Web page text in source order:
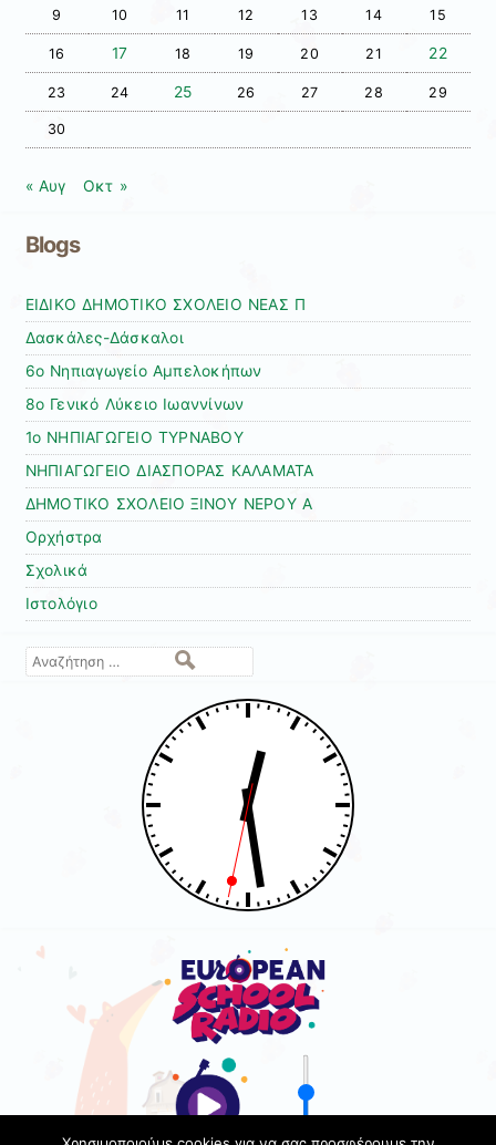
9 10 11 12 13 14 15
16 17 18 19 20 21 22
23 24 25 26 27 28 29
30
« Αυγ Οκτ »
Blogs
ΕΙΔΙΚΟ ΔΗΜΟΤΙΚΟ ΣΧΟΛΕΙΟ ΝΕΑΣ Π
Δασκάλες-Δάσκαλοι
6ο Νηπιαγωγείο Αμπελοκήπων
8o Γενικό Λύκειο Ιωαννίνων
1ο ΝΗΠΙΑΓΩΓΕΙΟ ΤΥΡΝΑΒΟΥ
ΝΗΠΙΑΓΩΓΕΙΟ ΔΙΑΣΠΟΡΑΣ ΚΑΛΑΜΑΤΑ
ΔΗΜΟΤΙΚΟ ΣΧΟΛΕΙΟ ΞΙΝΟΥ ΝΕΡΟΥ Α
Ορχήστρα
Σχολικά
Ιστολόγιο
Αναζήτηση